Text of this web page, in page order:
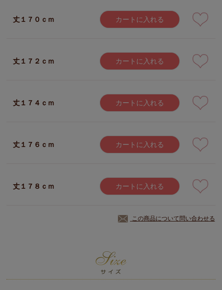
丈１７０ｃｍ カートに入れる
丈１７２ｃｍ カートに入れる
丈１７４ｃｍ カートに入れる
丈１７６ｃｍ カートに入れる
丈１７８ｃｍ カートに入れる
この商品について問い合わせる